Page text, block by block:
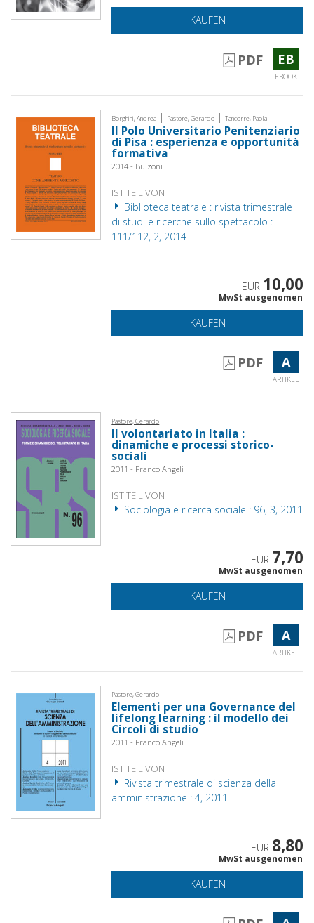
KAUFEN
PDF EB
EBOOK
Borghini, Andrea | Pastore, Gerardo | Tancorre, Paola
Il Polo Universitario Penitenziario
di Pisa : esperienza e opportunità
formativa
2014 - Bulzoni
IST TEIL VON
Biblioteca teatrale : rivista trimestrale
di studi e ricerche sullo spettacolo :
111/112, 2, 2014
EUR 10,00
MwSt ausgenomen
KAUFEN
PDF A
ARTIKEL
Pastore, Gerardo
Il volontariato in Italia :
dinamiche e processi storico-
sociali
2011 - Franco Angeli
IST TEIL VON
Sociologia e ricerca sociale : 96, 3, 2011
EUR 7,70
MwSt ausgenomen
KAUFEN
PDF A
ARTIKEL
Pastore, Gerardo
Elementi per una Governance del
lifelong learning : il modello dei
Circoli di studio
2011 - Franco Angeli
IST TEIL VON
Rivista trimestrale di scienza della
amministrazione : 4, 2011
EUR 8,80
MwSt ausgenomen
KAUFEN